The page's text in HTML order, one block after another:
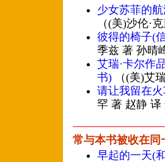
少女苏菲的
（(美)沙伦·
彼得的椅子(
季兹 著 孙晴
艾瑞·卡尔作
书) （(美)艾
请让我留在
罕 著 赵静 译
常与本书被收在同
早起的一天(